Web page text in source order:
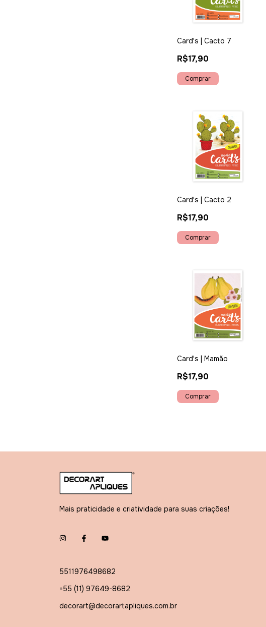
Card's | Cacto 7
R$17,90
Card's | Cacto 2
R$17,90
Card's | Mamão
R$17,90
Mais praticidade e criatividade para suas criações!
5511976498682
+55 (11) 97649-8682
decorart@decorartapliques.com.br